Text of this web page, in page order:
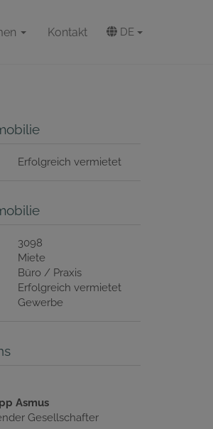
Kontakt DE
Erfolgreich vermietet
3098
Miete
Büro / Praxis
Erfolgreich vermietet
Gewerbe
Asmus
Gesellschafter